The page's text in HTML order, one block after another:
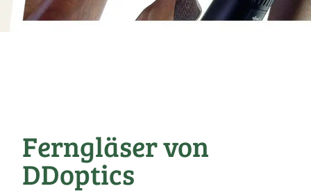
Ferngläser von
DDoptics